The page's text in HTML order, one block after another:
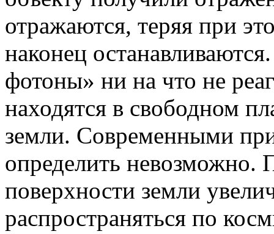
отражаются, теряя при
наконец
фотоны» ни на что не
находятся в свободном
земли. Современными
определить невозможно.
поверхности земли
распространяться по